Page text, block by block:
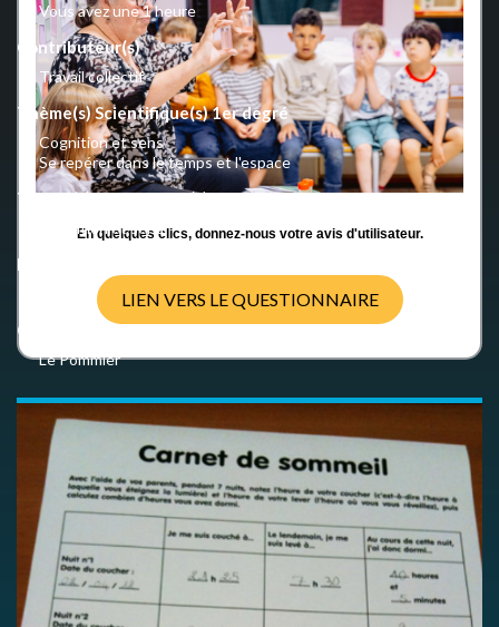
Vous avez une 1 heure
Contributeur(s)
Travail collectif
Thème(s) Scientifique(s) 1er degré
Cognition et sens
Se repérer dans le temps et l'espace
Thème(s) Scientifique(s) 2nd degré
Cognition et sens
Nombre d'activités
Crédits
Le Pommier
En quelques clics, donnez-nous votre avis d'utilisateur.
LIEN VERS LE QUESTIONNAIRE